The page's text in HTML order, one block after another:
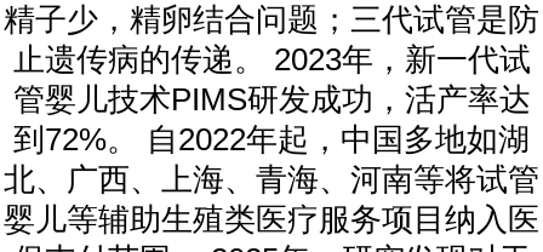
精子少，精卵结合问题；三代试管是防
止遗传病的传递。 2023年，新一代试
管婴儿技术PIMS研发成功，活产率达
到72%。 自2022年起，中国多地如湖
北、广西、上海、青海、河南等将试管
婴儿等辅助生殖类医疗服务项目纳入医